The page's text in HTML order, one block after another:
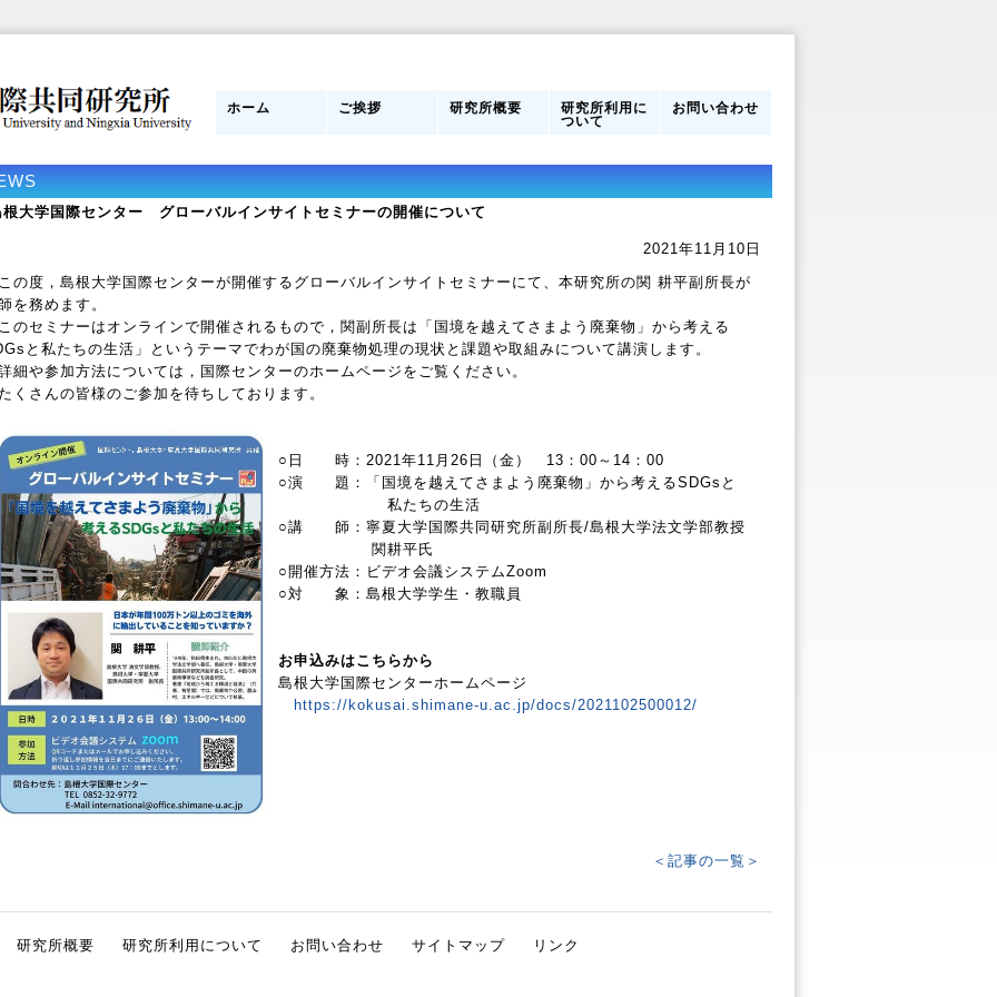
ホーム ご挨拶 研究所概要
み
研究所利用に
ついて
ついて
お問い合わせ
根大学国際センター グローバルインサイトセミナーの開催について
2021年11月10日
度，島根大学国際センターが開催するグローバルインサイトセミナーにて、本研究所の関 耕平副所長が
を務めます。
セミナーはオンラインで開催されるもので，関副所長は「国境を越えてさまよう廃棄物」から考える
と私たちの生活」というテーマでわが国の廃棄物処理の現状と課題や取組みについて講演します。
や参加方法については，国際センターのホームページをご覧ください。
さんの皆様のご参加を待ちしております。
○日 時：2021年11月26日（金） 13：00～14：00
○演 題：「国境を越えてさまよう廃棄物」から考えるSDGsと
私たちの生活
○講 師：寧夏大学国際共同研究所副所長/島根大学法文学部教授
関耕平氏
○開催方法：ビデオ会議システムZoom
○対 象：島根大学学生・教職員
お申込みはこちらから
島根大学国際センターホームページ
https://kokusai.shimane-u.ac.jp/docs/2021102500012/
＜記事の一覧＞
研究所概要 研究所利用について お問い合わせ サイトマップ リンク